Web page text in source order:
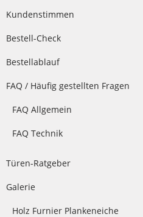
Kundenstimmen
Bestell-Check
Bestellablauf
FAQ / Häufig gestellten Fragen
FAQ Allgemein
FAQ Technik
Türen-Ratgeber
Galerie
Holz Furnier Plankeneiche